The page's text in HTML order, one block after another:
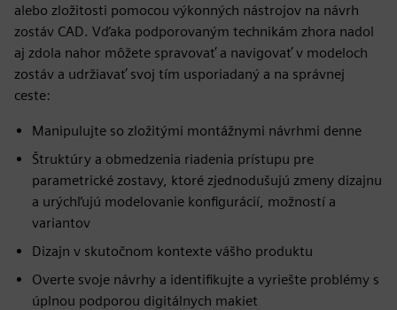
alebo zložitosti pomocou výkonných nástrojov na návrh
zostáv CAD. Vďaka podporovaným technikám zhora nadol
aj zdola nahor môžete spravovať a navigovať v modeloch
zostáv a udržiavať svoj tím usporiadaný a na správnej
ceste:
Manipulujte so zložitými montážnymi návrhmi denne
Štruktúry a obmedzenia riadenia prístupu pre
parametrické zostavy, ktoré zjednodušujú zmeny dizajnu
a urýchľujú modelovanie konfigurácií, možností a
variantov
Dizajn v skutočnom kontexte vášho produktu
Overte svoje návrhy a identifikujte a vyriešte problémy s
úplnou podporou digitálnych makiet